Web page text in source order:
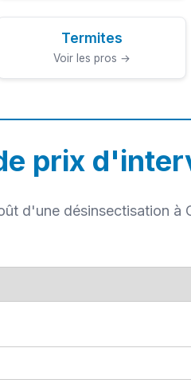
Termites
Voir les pros →
prix
d'une désinsectisation à